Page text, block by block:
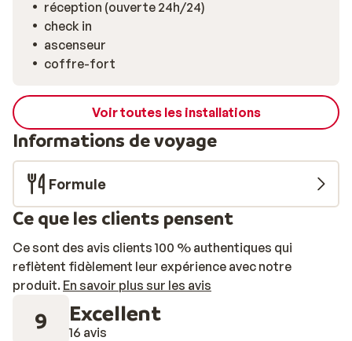
attendent en Andorre!
réception (ouverte 24h/24)
check in
ascenseur
coffre-fort
Voir toutes les installations
Informations de voyage
Formule
Ce que les clients pensent
Ce sont des avis clients 100 % authentiques qui
reflètent fidèlement leur expérience avec notre
produit. En savoir plus sur les avis
9 Excellent
16 avis